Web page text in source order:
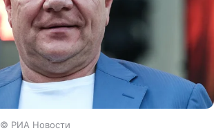
© РИА Новости